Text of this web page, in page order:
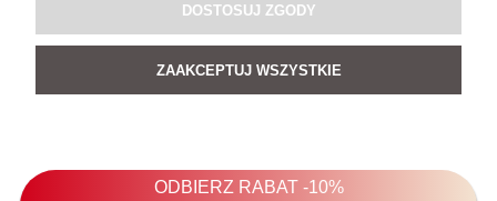
DOSTOSUJ ZGODY
ZAAKCEPTUJ WSZYSTKIE